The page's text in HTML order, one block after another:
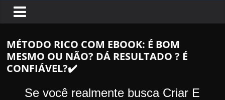
s
e
l
MÉTODO RICO COM EBOOK: É BOM
MESMO OU NÃO? DÁ RESULTADO ? É
CONFIÁVEL?✔️
Se você realmente busca Criar E